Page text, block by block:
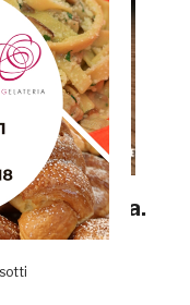
in casa.
squadra